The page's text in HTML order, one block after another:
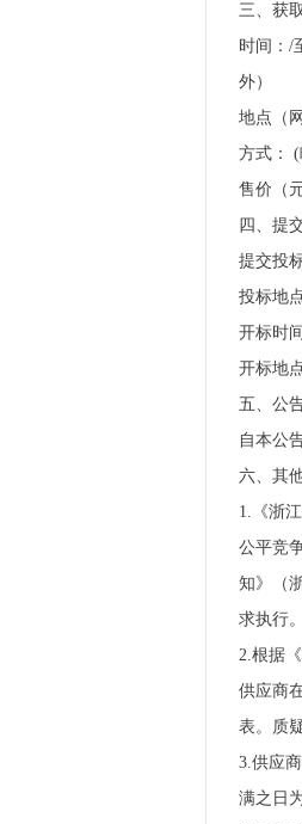
三、获
时间：/
外）
地点（
方式：
售价（
四、提
提交投
投标地
开标时
开标地
五、公
自本公
六、其
1.《浙
公平竞
知》（
求执行。
2.根据
供应商
表。质
3.供应
满之日